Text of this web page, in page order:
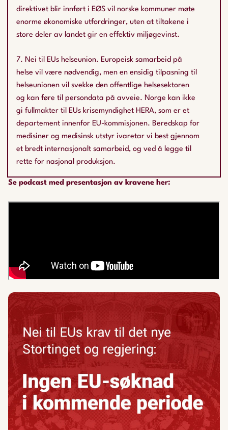
direktivet blir innført i EØS vil norske kommuner møte
enorme økonomiske utfordringer, uten at tiltakene i
store deler av landet gir en effektiv miljøgevinst.
7. Nei til EUs helseunion. Europeisk samarbeid på
helse vil være nødvendig, men en ensidig tilpasning til
helseunionen vil svekke den offentlige helsesektoren
og kan føre til persondata på avveie. Norge kan ikke
gi fullmakter til EUs krisemyndighet HERA, som er et
departement innenfor EU-kommisjonen. Beredskap for
medisiner og medisinsk utstyr ivaretar vi best gjennom
et bredt internasjonalt samarbeid, og ved å legge til
rette for nasjonal produksjon.
Se podcast med presentasjon av kravene her: